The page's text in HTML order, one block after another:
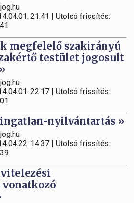
21:41 | Utolsó frissítés:
megfelelő szakirányú
testület jogosult
22:17 | Utolsó frissítés:
ingatlan-nyilvántartás »
14:37 | Utolsó frissítés: